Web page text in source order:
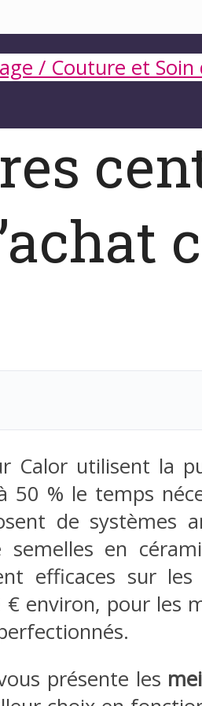
/ Couture et
Calor utilisent la
% le temps
de systèmes
en
efficaces sur
environ, pour les
présente les